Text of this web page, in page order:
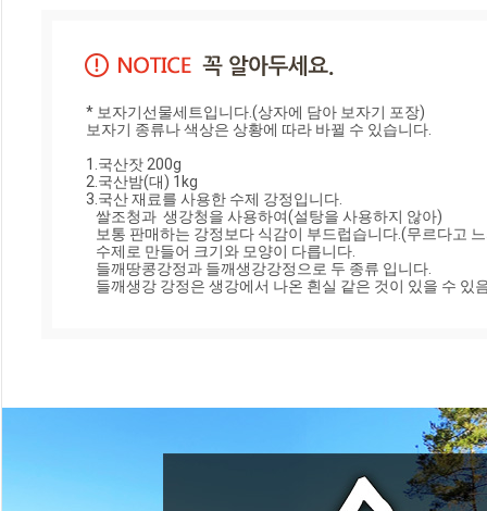
* 보자기선물세트입니다.(상자에 담아 보자기 포장)
보자기 종류나 색상은 상황에 따라 바뀔 수 있습니다.
1.국산잣 200g
2.국산밤(대) 1kg
3.국산 재료를 사용한 수제 강정입니다.
들깨생강 강정은 생강에서 나온 흰실 같은 것이 있을 수 있